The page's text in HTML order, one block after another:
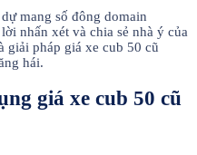
mang số đông domain
nhấn xét và chia sẻ nhà ý của
giải pháp giá xe cub 50 cũ
hái.
giá xe cub 50 cũ